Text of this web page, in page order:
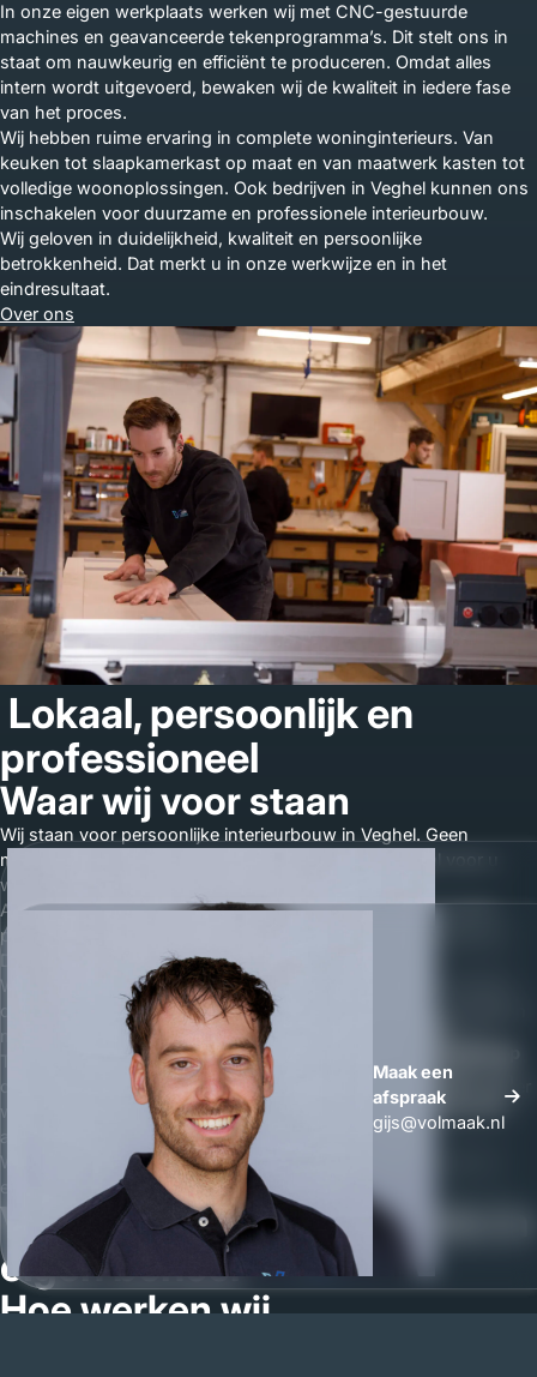
In onze eigen werkplaats werken wij met CNC-gestuurde
machines en geavanceerde tekenprogramma’s. Dit stelt ons in
staat om nauwkeurig en efficiënt te produceren. Omdat alles
intern wordt uitgevoerd, bewaken wij de kwaliteit in iedere fase
van het proces.
Wij hebben ruime ervaring in complete woninginterieurs. Van
keuken tot slaapkamerkast op maat en van maatwerk kasten tot
volledige woonoplossingen. Ook bedrijven in Veghel kunnen ons
inschakelen voor duurzame en professionele interieurbouw.
Wij geloven in duidelijkheid, kwaliteit en persoonlijke
betrokkenheid. Dat merkt u in onze werkwijze en in het
eindresultaat.
Over ons
Lokaal, persoonlijk en
professioneel
Waar wij voor staan
Wij staan voor persoonlijke interieurbouw in Veghel. Geen
massaproductie, maar maatwerk meubels die speciaal voor u
worden ontworpen en geproduceerd.
Als meubelmaker in Veghel werken wij veel samen met lokale
partijen. Zo houden wij kwaliteit en communicatie dichtbij huis.
Dat zorgt voor korte lijnen en duidelijke afspraken.
Wij combineren het mooiste van maatwerk interieur met sterke,
duurzame materialen. Het resultaat is een interieur dat niet alleen
mooi oogt, maar ook jarenlang intensief gebruikt kan worden.
Transparantie is voor ons vanzelfsprekend. U ontvangt een
duidelijke offerte waarin de prijs van uw maatwerk interieur helder
wordt uitgelegd. Indien gewenst komen wij langs in Veghel om
alles persoonlijk toe te lichten.
Wij geloven dat goede interieurbouw begint bij vertrouwen en
eindigt met tevreden klanten.
Van ontwerp tot realisatie in
eigen beheer
Hoe werken wij
Maak een
afspraak
Maak een
afspraak
gijs@volmaak.nl